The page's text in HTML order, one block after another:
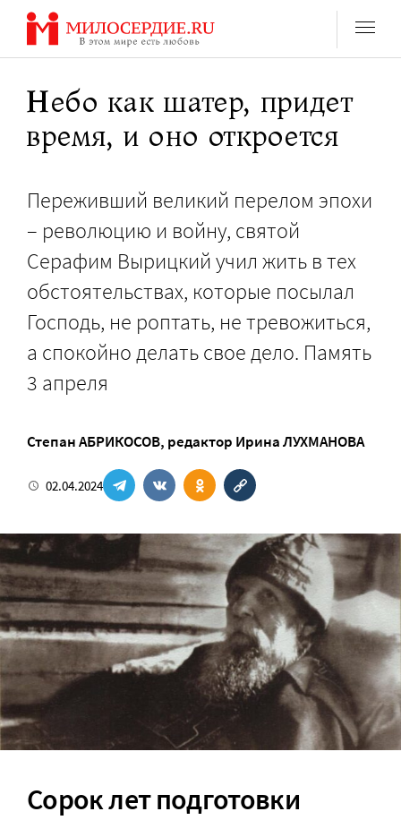
Перейти
содержанию
Небо как шатер, придет
время, и оно откроется
Переживший великий перелом эпохи
– революцию и войну, святой
Серафим Вырицкий учил жить в тех
обстоятельствах, которые посылал
Господь, не роптать, не тревожиться,
а спокойно делать свое дело. Память
3 апреля
Степан АБРИКОСОВ, редактор Ирина ЛУХМАНОВА
02.04.2024
Сорок лет подготовки